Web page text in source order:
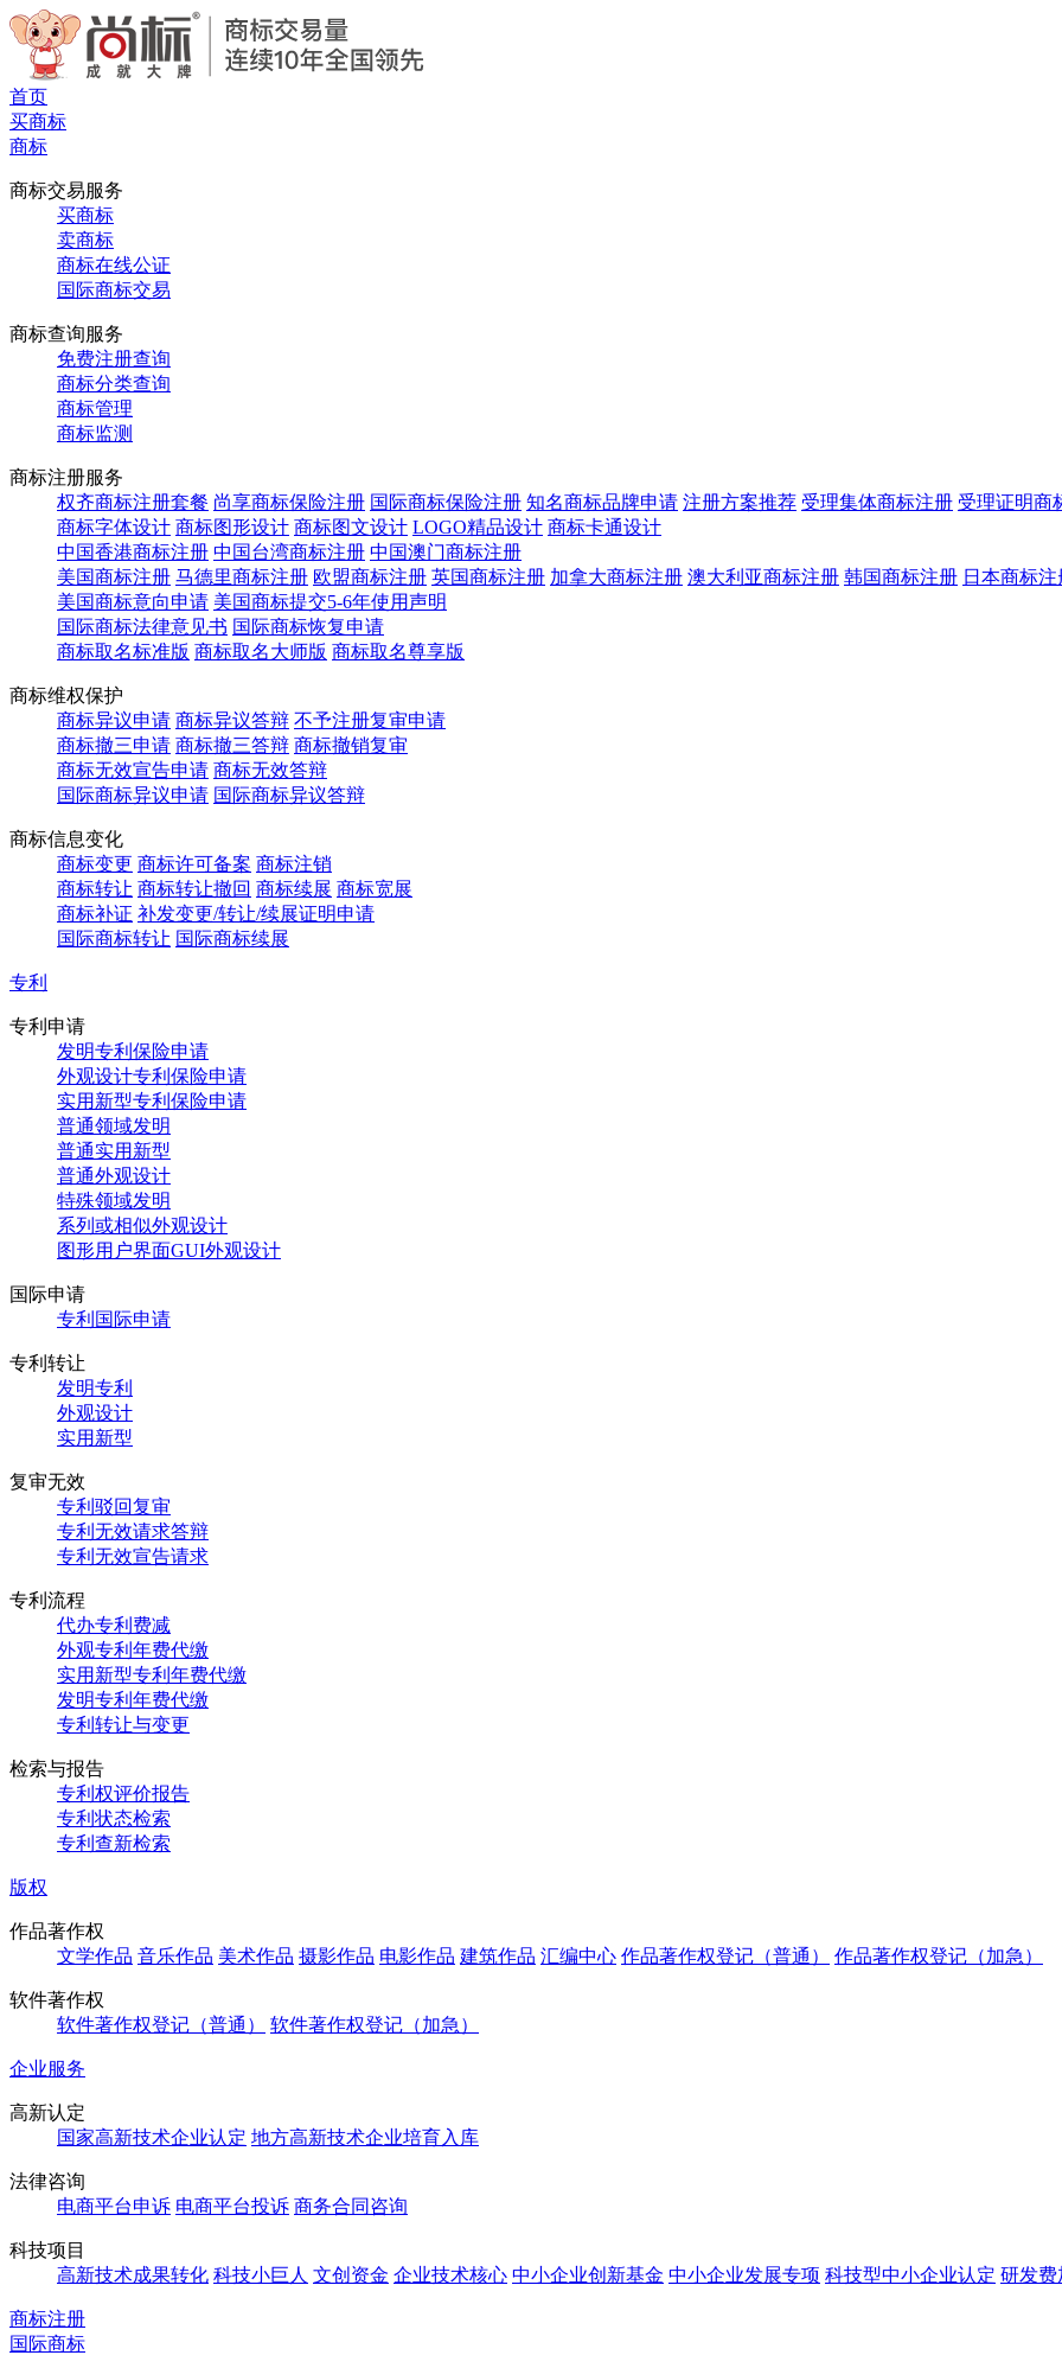
首页
买商标
商标
商标交易服务
买商标
卖商标
商标在线公证
国际商标交易
商标查询服务
免费注册查询
商标分类查询
商标管理
商标监测
商标注册服务
权齐商标注册套餐 尚享商标保险注册 国际商标保险注册 知名商标品牌申请 注册方案推荐 受理集体商标注册 受理证明商
商标字体设计 商标图形设计 商标图文设计 LOGO精品设计 商标卡通设计
中国香港商标注册 中国台湾商标注册 中国澳门商标注册
美国商标注册 马德里商标注册 欧盟商标注册 英国商标注册 加拿大商标注册 澳大利亚商标注册 韩国商标注册 日本商标注
美国商标意向申请 美国商标提交5-6年使用声明
国际商标法律意见书 国际商标恢复申请
商标取名标准版 商标取名大师版 商标取名尊享版
商标维权保护
商标异议申请 商标异议答辩 不予注册复审申请
商标撤三申请 商标撤三答辩 商标撤销复审
商标无效宣告申请 商标无效答辩
国际商标异议申请 国际商标异议答辩
商标信息变化
商标变更 商标许可备案 商标注销
商标转让 商标转让撤回 商标续展 商标宽展
商标补证 补发变更/转让/续展证明申请
国际商标转让 国际商标续展
专利
专利申请
发明专利保险申请
外观设计专利保险申请
实用新型专利保险申请
普通领域发明
普通实用新型
普通外观设计
特殊领域发明
系列或相似外观设计
图形用户界面GUI外观设计
国际申请
专利国际申请
专利转让
发明专利
外观设计
实用新型
复审无效
专利驳回复审
专利无效请求答辩
专利无效宣告请求
专利流程
代办专利费减
外观专利年费代缴
实用新型专利年费代缴
发明专利年费代缴
专利转让与变更
检索与报告
专利权评价报告
专利状态检索
专利查新检索
版权
作品著作权
文学作品 音乐作品 美术作品 摄影作品 电影作品 建筑作品 汇编中心 作品著作权登记（普通） 作品著作权登记（加急）
软件著作权
软件著作权登记（普通）
软件著作权登记（加急）
企业服务
高新认定
国家高新技术企业认定 地方高新技术企业培育入库
法律咨询
电商平台申诉 电商平台投诉 商务合同咨询
科技项目
高新技术成果转化 科技小巨人 文创资金 企业技术核心 中小企业创新基金 中小企业发展专项 科技型中小企业认定 研发费
商标注册
国际商标